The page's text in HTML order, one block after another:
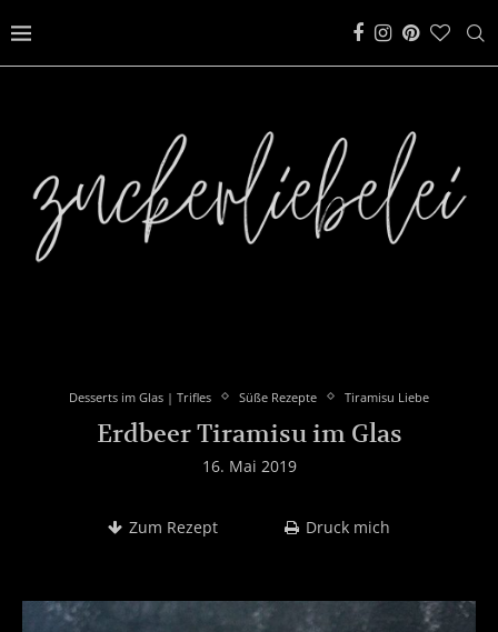
Desserts im Glas | Trifles Süße Rezepte Tiramisu Liebe
Erdbeer Tiramisu im Glas
16. Mai 2019
Zum Rezept Druck mich